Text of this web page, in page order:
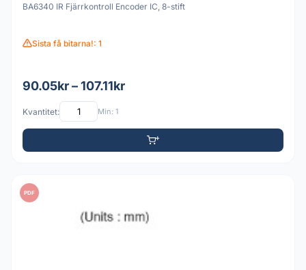
BA6340 IR Fjärrkontroll Encoder IC, 8-stift
Sista få bitarna!: 1
90.05kr – 107.11kr
Kvantitet: Min: 1
PDF